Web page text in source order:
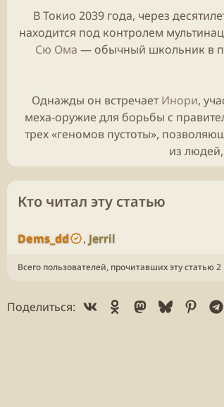
В Токио 2039 года, через
находится под контролем
Сю Ома — обычный школьник в
Однажды он встречает Инори,
меха-оружие для борьбы с
трех «геномов пустоты»,
из
Кто читал эту статью
Dems_dd Jerril
Всего пользователей, прочитавших эту статью 2
Поделиться: Vk Ok Mastodon
Bluesky